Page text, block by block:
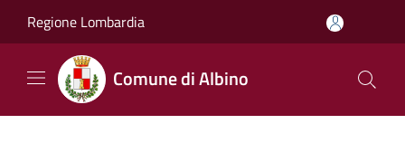
Regione Lombardia
Comune di Albino